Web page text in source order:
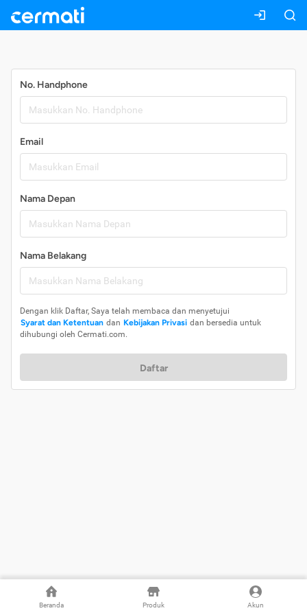
Beranda Produk Akun
No. Handphone
Email
Nama Depan
Nama Belakang
Dengan klik Daftar, Saya telah membaca dan menyetujui
Syarat dan Ketentuan dan Kebijakan Privasi dan bersedia untuk
dihubungi oleh Cermati.com.
Daftar